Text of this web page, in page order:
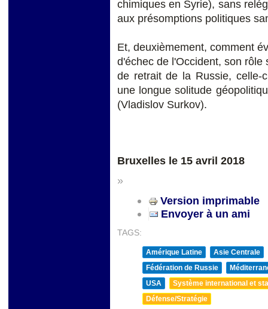
chimiques en Syrie), sans
aux présomptions politiques
Et, deuxièmement, comment
d'échec de l'Occident, son
de retrait de la Russie, celle-
une longue solitude
(Vladislov Surkov).
Bruxelles le 15 avril 2018
»
Version imprimable
Envoyer à un ami
TAGS:
Amérique Latine
Asie Centrale
Fédération de Russie
USA
Système international et
Défense/Stratégie